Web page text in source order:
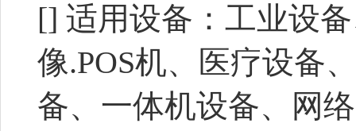
[] 适用设备：工业设
像.POS机、医疗设备
备、一体机设备、网